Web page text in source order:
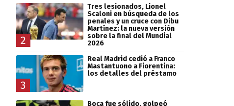
2
Tres lesionados, Lionel
Scaloni en búsqueda de los
penales y un cruce con Dibu
Martínez: la nueva versión
sobre la final del Mundial
2026
3
Real Madrid cedió a Franco
Mastantuono a Fiorentina:
los detalles del préstamo
Boca fue sólido, golpeó